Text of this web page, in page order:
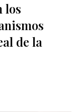
los
de la